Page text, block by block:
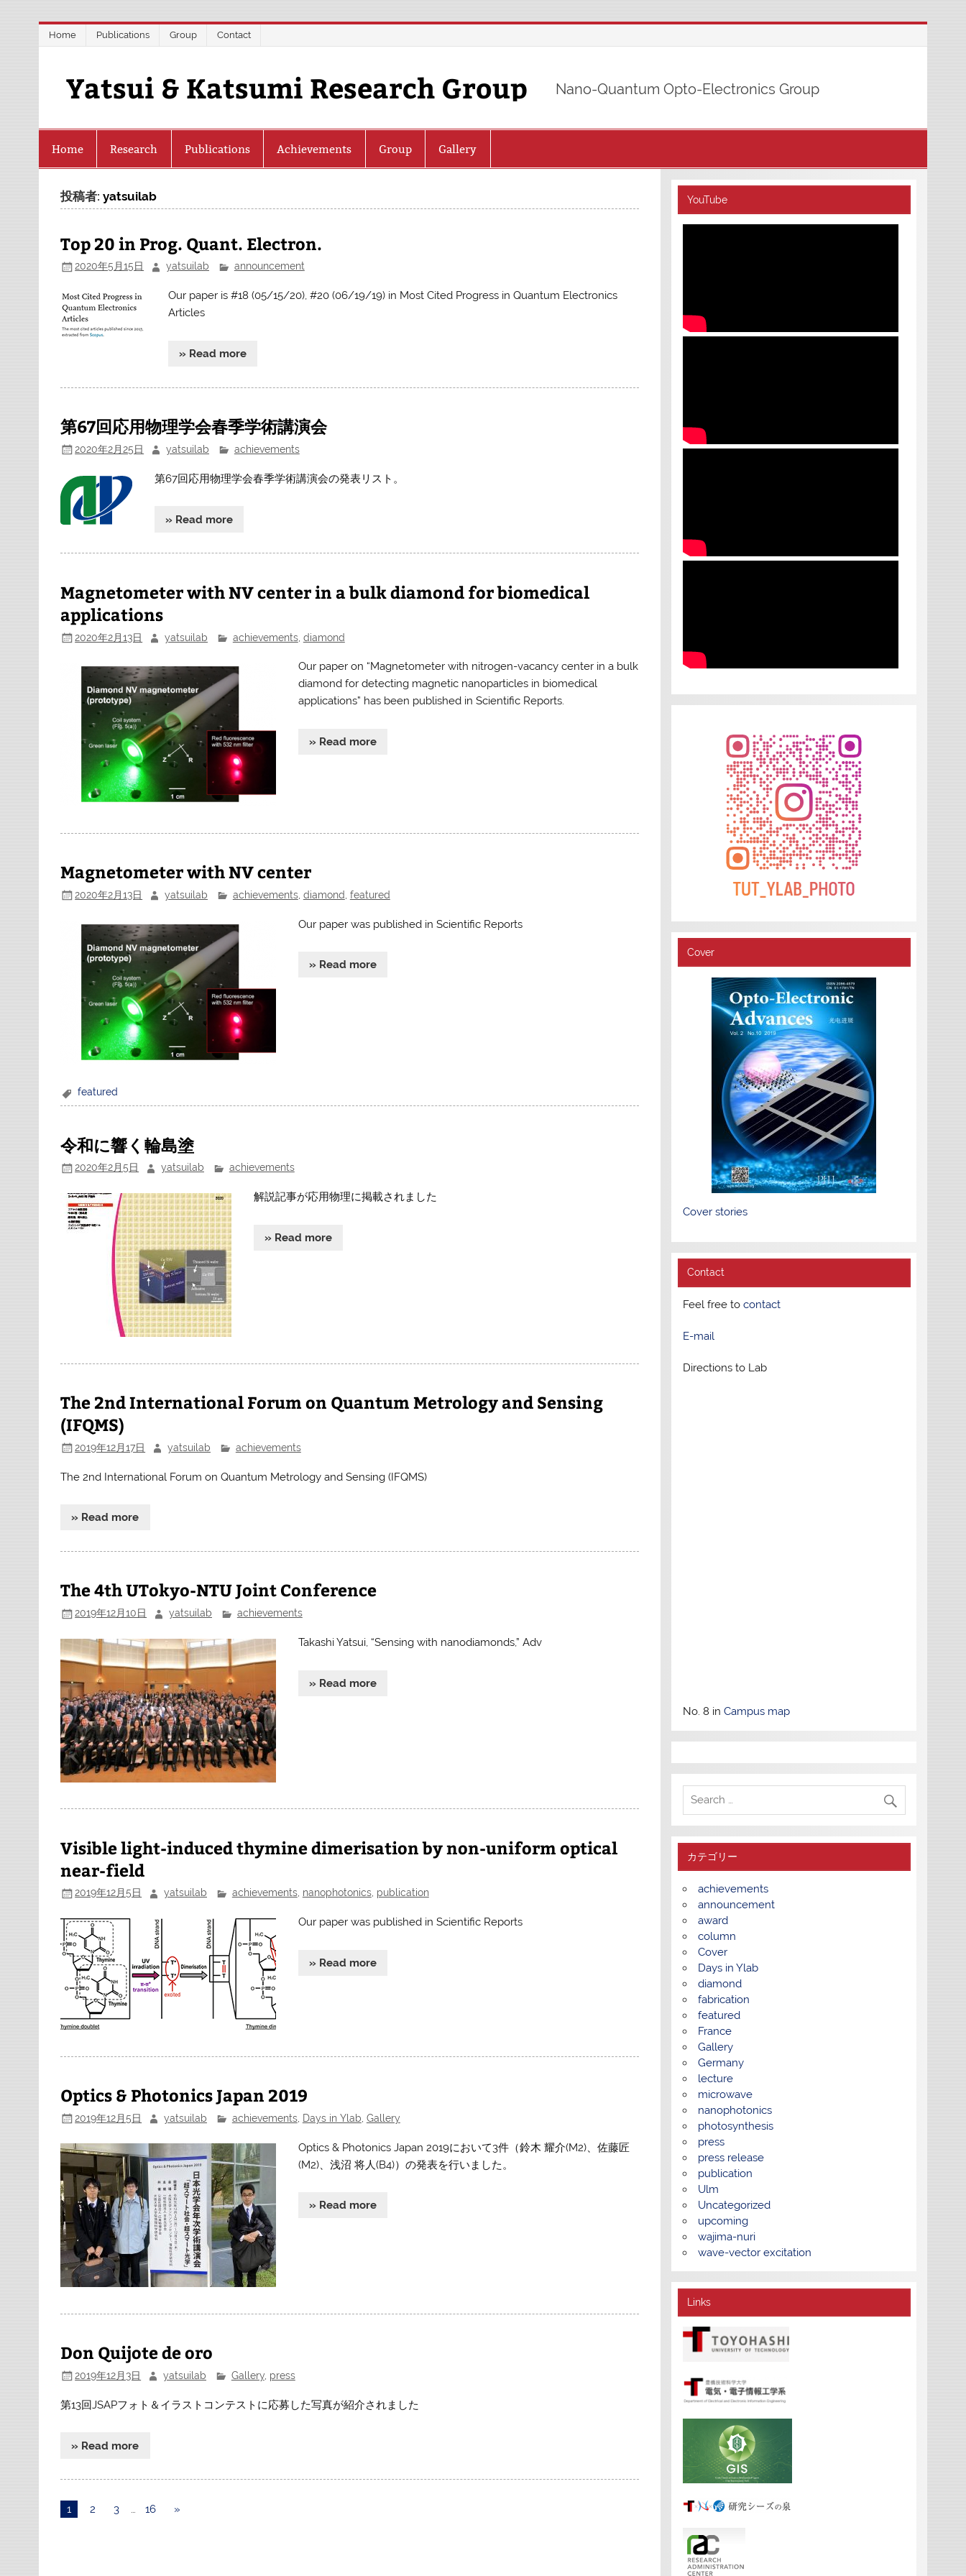
Home Publications Group Contact
Yatsui & Katsumi Research Group Nano-Quantum Opto-Electronics Group
Home Research Publications Achievements Group Gallery
投稿者:yatsuilab
Top 20 in Prog. Quant. Electron.
2020年5月15日 yatsuilab announcement
Our paper is #18 (05/15/20), #20 (06/19/19) in Most Cited Progress in Quantum Electronics
Articles
» Read more
第67回応用物理学会春季学術講演会
2020年2月25日 yatsuilab achievements
第67回応用物理学会春季学術講演会の発表リスト。
» Read more
Magnetometer with NV center in a bulk diamond for biomedical
applications
2020年2月13日 yatsuilab achievements, diamond
Our paper on “Magnetometer with nitrogen-vacancy center in a bulk
diamond for detecting magnetic nanoparticles in biomedical
applications” has been published in Scientific Reports.
» Read more
Magnetometer with NV center
2020年2月13日 yatsuilab achievements, diamond featured
Our paper was published in Scientific Reports
» Read more
featured
令和に響く輪島塗
2020年2月5日 yatsuilab achievements
解説記事が応用物理に掲載されました
» Read more
The 2nd International Forum on Quantum Metrology and Sensing
(IFQMS)
2019年12月17日 yatsuilab achievements
The 2nd International Forum on Quantum Metrology and Sensing (IFQMS)
» Read more
The 4th UTokyo-NTU Joint Conference
2019年12月10日 yatsuilab achievements
Takashi Yatsui, “Sensing with nanodiamonds,” Adv
» Read more
Visible light-induced thymine dimerisation by non-uniform optical
near-field
2019年12月5日 yatsuilab achievements, nanophotonics, publication
Our paper was published in Scientific Reports
» Read more
Optics & Photonics Japan 2019
2019年12月5日 yatsuilab achievements, Days in Ylab Gallery
Optics & Photonics Japan 2019において3件（鈴木 耀介(M2)、佐藤匠
(M2)、浅沼 将人(B4)）の発表を行いました。
» Read more
Don Quijote de oro
2019年12月3日 yatsuilab Gallery, press
第13回JSAPフォト＆イラストコンテストに応募した写真が紹介されました
» Read more
1 2 3 … 16 »
YouTube
Cover
Cover stories
Contact
Feel free to contact
E-mail
Directions to Lab
No. 8 in Campus map
カテゴリー
achievements
announcement
award
column
Cover
Days in Ylab
diamond
fabrication
featured
France
Gallery
Germany
lecture
microwave
nanophotonics
photosynthesis
press
press release
publication
Ulm
Uncategorized
upcoming
wajima-nuri
wave-vector excitation
Links